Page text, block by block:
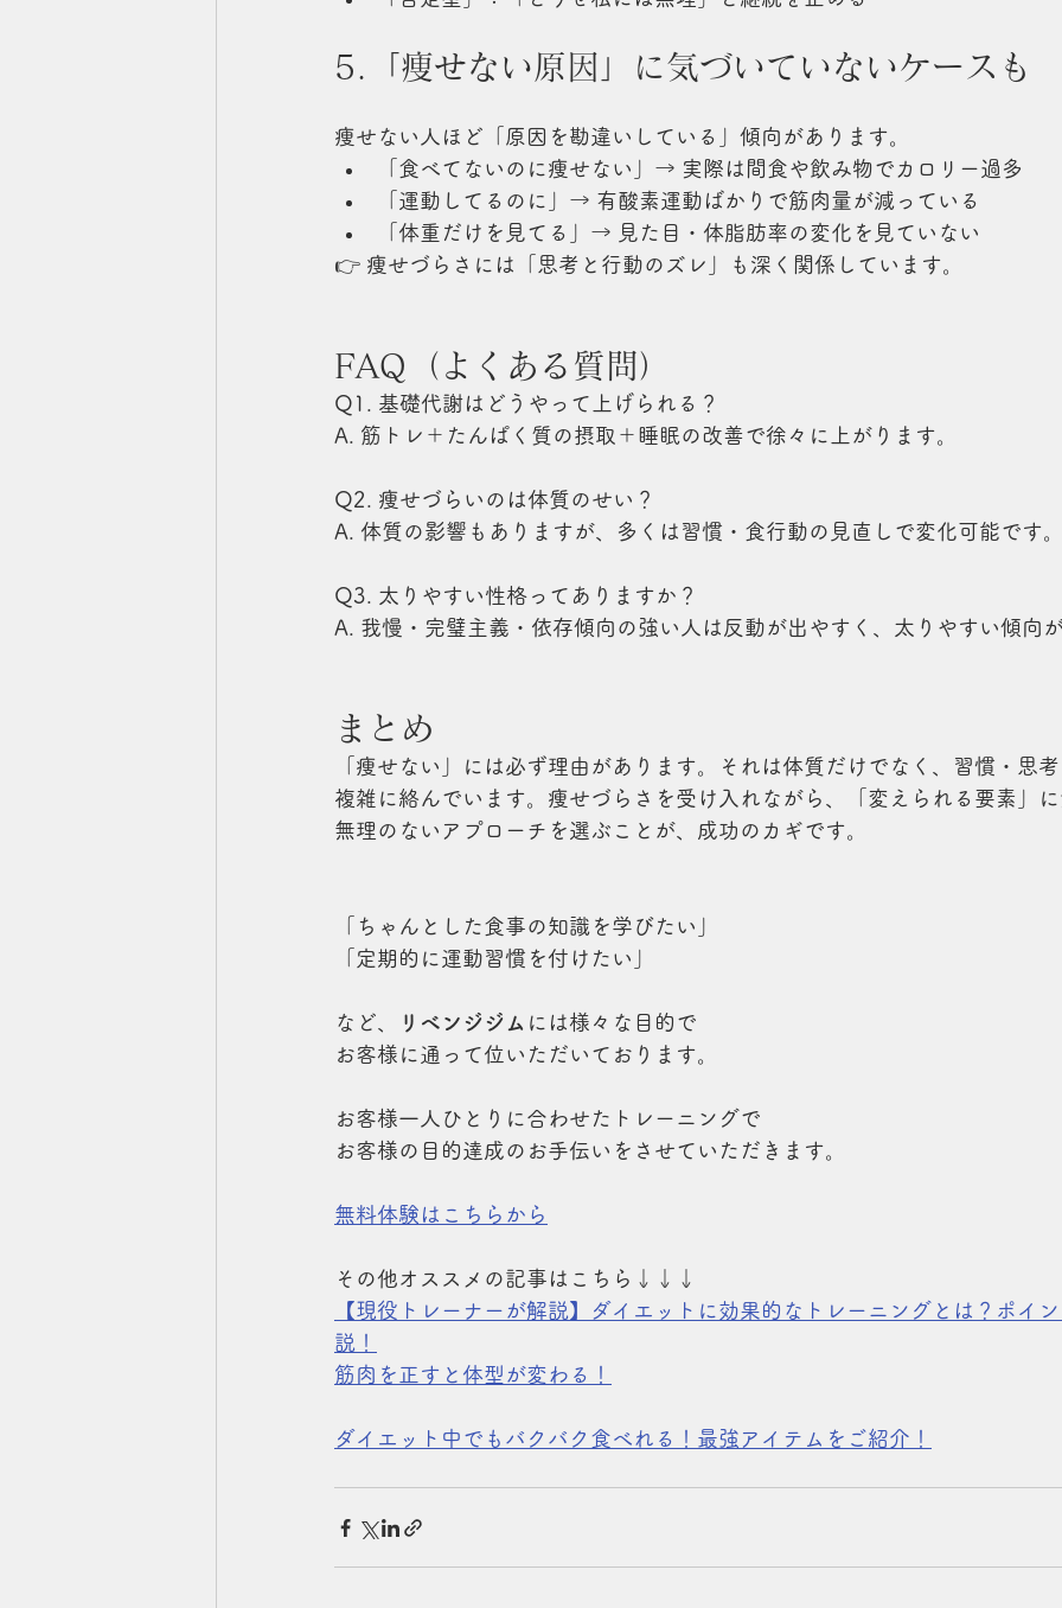
5.「痩せない原因」に気づいていないケースも
痩せない人ほど「原因を勘違いしている」傾向があります。
「食べてないのに痩せない」→ 実際は間食や飲み物でカロリー過多
「運動してるのに」→ 有酸素運動ばかりで筋肉量が減っている
「体重だけを見てる」→ 見た目・体脂肪率の変化を見ていない
👉 痩せづらさには「思考と行動のズレ」も深く関係しています。
FAQ（よくある質問）
Q1. 基礎代謝はどうやって上げられる？
A. 筋トレ＋たんぱく質の摂取＋睡眠の改善で徐々に上がります。
Q2. 痩せづらいのは体質のせい？
A. 体質の影響もありますが、多くは習慣・食行動の見直しで変化可能です
Q3. 太りやすい性格ってありますか？
A. 我慢・完璧主義・依存傾向の強い人は反動が出やすく、太りやすい傾向
まとめ
「痩せない」には必ず理由があります。それは体質だけでなく、習慣・思
複雑に絡んでいます。痩せづらさを受け入れながら、「変えられる要素」
無理のないアプローチを選ぶことが、成功のカギです。
「ちゃんとした食事の知識を学びたい」
「定期的に運動習慣を付けたい」
など、 リベンジジム には様々な目的で
お客様に通って位いただいております。
お客様一人ひとりに合わせたトレーニングで
お客様の目的達成のお手伝いをさせていただきます。
無料体験はこちらから
その他オススメの記事はこちら↓↓↓
【現役トレーナーが解説】ダイエットに効果的なトレーニングとは？ポイ
説！
筋肉を正すと体型が変わる！
ダイエット中でもバクバク食べれる！最強アイテムをご紹介！